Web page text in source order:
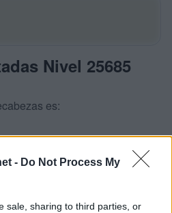
- Do Not Process My
sale, sharing to third parties, or
Nivel 25685
es: